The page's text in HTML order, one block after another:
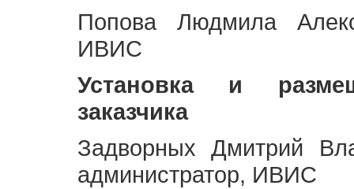
Попова Людмила
ИВИС
Установка и
заказчика
Задворных Дмитрий
администратор, ИВИС